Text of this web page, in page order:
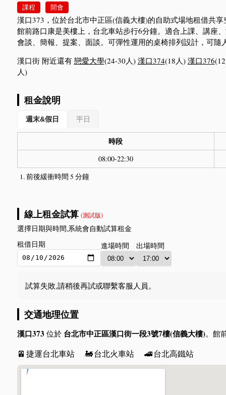
課程 開會
漢口373，位於台北市中正區(信義大樓)的自助式場地租借共享
館前路口康是美樓上，台北車站步行6分鐘。適合上課、講座
會談、簡報、提案、面談。可彈性運用的桌椅排列設計，可
漢口街 附近還有 戀愛大學(24-30人) 漢口374(18人) 漢口376
人)
租金說明
週末&假日 平日
時段
08:00-22:30
前後緩衝時間 5 分鐘
線上租金試算 (測試版)
選擇日期與時間,系統會自動試算租金
租借日期
進場時間 出場時間
試算失敗,請稍後再試或聯繫客服人員。
交通地理位置
漢口373 位於 台北市中正區漢口街一段3號7樓(信義大樓)。館
🚈 捷運台北車站 🚂台北火車站 🚄台北高鐵站